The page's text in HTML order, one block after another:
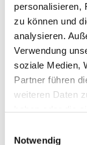
personalisieren,
zu können und
analysieren.
Verwendung
soziale Medien,
Partner führen
weiteren Daten
Notwendig
Einladung